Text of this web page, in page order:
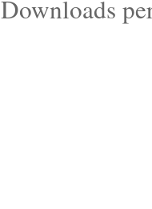
Downloads